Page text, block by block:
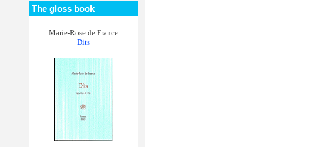
The gloss book
Marie-Rose de France
Dits